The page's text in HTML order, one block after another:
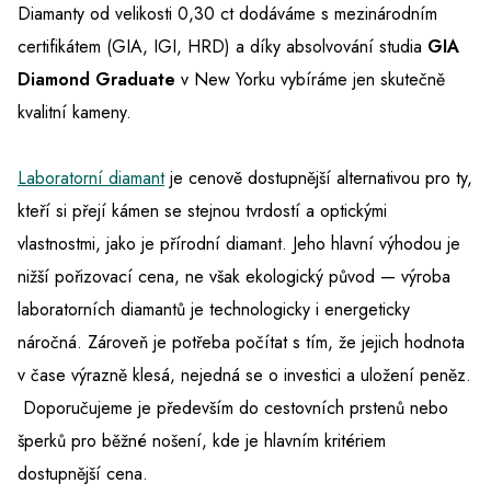
Diamanty od velikosti 0,30 ct dodáváme s mezinárodním
certifikátem (GIA, IGI, HRD) a díky absolvování studia GIA
Diamond Graduate v New Yorku vybíráme jen skutečně
kvalitní kameny.
Laboratorní diamant je cenově dostupnější alternativou pro ty,
kteří si přejí kámen se stejnou tvrdostí a optickými
vlastnostmi, jako je přírodní diamant. Jeho hlavní výhodou je
nižší pořizovací cena, ne však ekologický původ — výroba
laboratorních diamantů je technologicky i energeticky
náročná. Zároveň je potřeba počítat s tím, že jejich hodnota
v čase výrazně klesá, nejedná se o investici a uložení peněz.
Doporučujeme je především do cestovních prstenů nebo
šperků pro běžné nošení, kde je hlavním kritériem
dostupnější cena.